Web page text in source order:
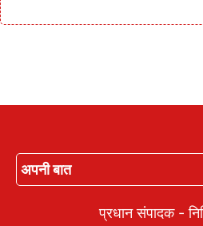
अपनी बात
प्रधान संपादक -